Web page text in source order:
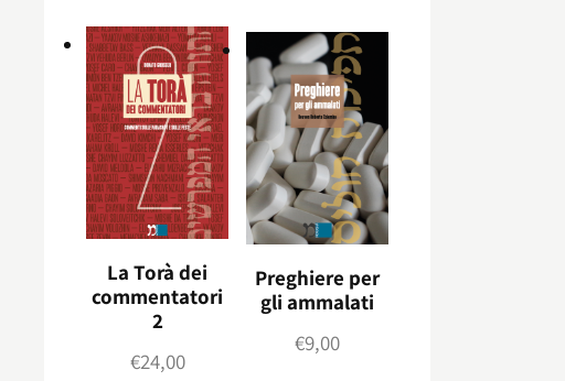
La Torà dei
commentatori
2
€24,00
Preghiere per
gli ammalati
€9,00